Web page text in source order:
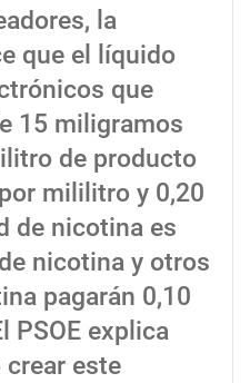
la
que el líquido
que
15 miligramos
de producto
mililitro y 0,20
de nicotina es
nicotina y otros
pagarán 0,10
PSOE explica
crear este